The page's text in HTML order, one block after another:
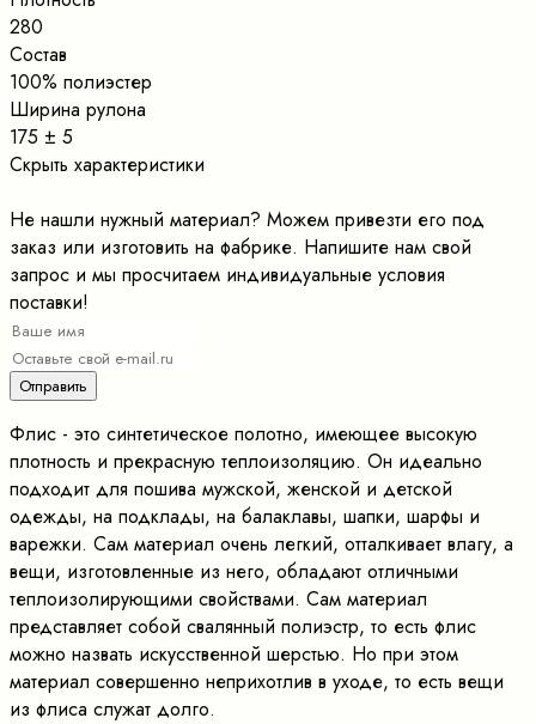
280
Состав
100% полиэстер
Ширина рулона
175 ± 5
Скрыть характеристики
Не нашли нужный материал? Можем привезти его под
заказ или изготовить на фабрике. Напишите нам свой
запрос и мы просчитаем индивидуальные условия
поставки!
Флис - это синтетическое полотно, имеющее высокую
плотность и прекрасную теплоизоляцию. Он идеально
подходит для пошива мужской, женской и детской
одежды, на подклады, на балаклавы, шапки, шарфы и
варежки. Сам материал очень легкий, отталкивает влагу, а
вещи, изготовленные из него, обладают отличными
теплоизолирующими свойствами. Сам материал
представляет собой свалянный полиэстр, то есть флис
можно назвать искусственной шерстью. Но при этом
материал совершенно неприхотлив в уходе, то есть вещи
из флиса служат долго.